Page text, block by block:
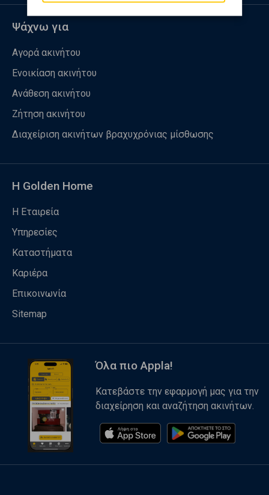
Ψάχνω για
Αγορά ακινήτου
Ενοικίαση ακινήτου
Ανάθεση ακινήτου
Ζήτηση ακινήτου
Διαχείριση ακινήτων βραχυχρόνιας μίσθωσης
Η Golden Home
Η Εταιρεία
Υπηρεσίες
Καταστήματα
Καριέρα
Επικοινωνία
Sitemap
Όλα πιο Appla!
Κατεβάστε την εφαρμογή μας για την
διαχείρηση και αναζήτηση ακινήτων.